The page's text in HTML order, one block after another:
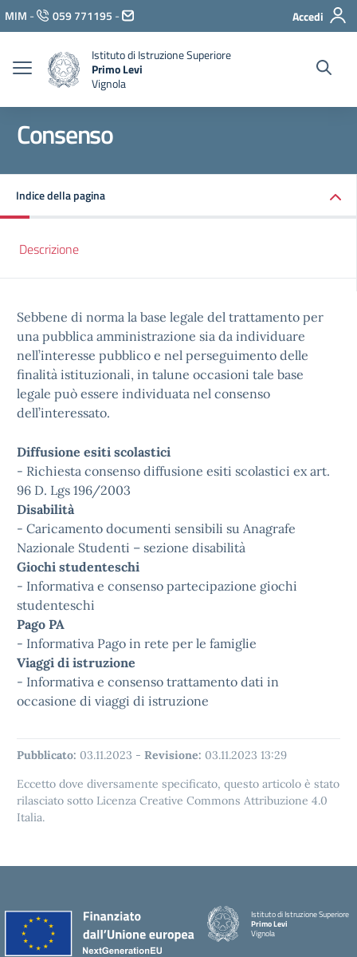
Vai ai contenuti
Vai al menu di navigazione
Vai al footer
MIM - 059 771195 - Accedi
Istituto di Istruzione Superiore
Primo Levi
Vignola
Consenso
Indice della pagina
Descrizione
Sebbene di norma la base legale del trattamento per
una pubblica amministrazione sia da individuare
nell’interesse pubblico e nel perseguimento delle
finalità istituzionali, in talune occasioni tale base
legale può essere individuata nel consenso
dell’interessato.
Diffusione esiti scolastici
- Richiesta consenso diffusione esiti scolastici ex art.
96 D. Lgs 196/2003
Disabilità
- Caricamento documenti sensibili su Anagrafe
Nazionale Studenti – sezione disabilità
Giochi studenteschi
- Informativa e consenso partecipazione giochi
studenteschi
Pago PA
- Informativa Pago in rete per le famiglie
Viaggi di istruzione
- Informativa e consenso trattamento dati in
occasione di viaggi di istruzione
Pubblicato: 03.11.2023 - Revisione: 03.11.2023 13:29
Eccetto dove diversamente specificato, questo articolo è stato
rilasciato sotto Licenza Creative Commons Attribuzione 4.0
Italia.
Istituto di Istruzione Superiore
Primo Levi
Vignola